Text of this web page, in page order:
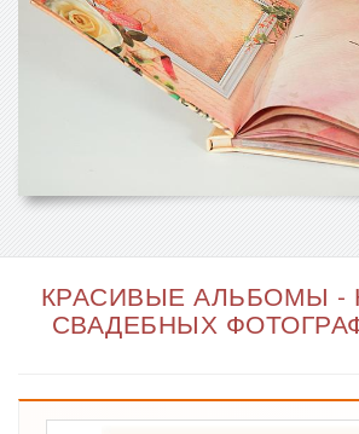
КРАСИВЫЕ АЛЬБОМЫ -
СВАДЕБНЫХ